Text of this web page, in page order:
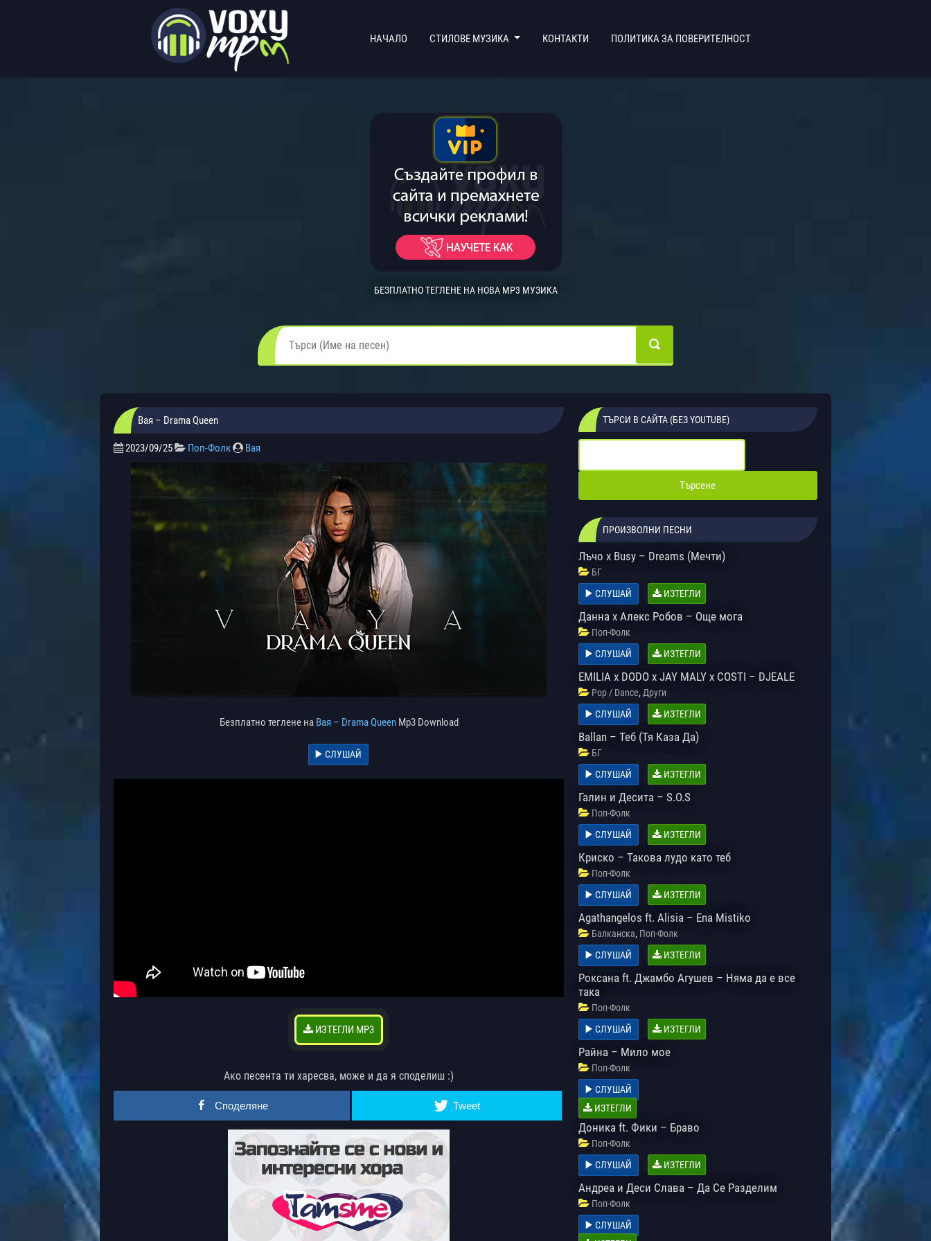
НАЧАЛО (CURRENT)
СТИЛОВЕ МУЗИКА КОНТАКТИ ПОЛИТИКА ЗА ПОВЕРИТЕЛНОСТ
БЕЗПЛАТНО ТЕГЛЕНЕ НА НОВА MP3 МУЗИКА
Вая – Drama Queen
2023/09/25 Поп-Фолк Вая
Безплатно теглене на Вая – Drama QueenMp3 Download
СЛУШАЙ
ИЗТЕГЛИ MP3
Ако песента ти харесва, може и да я споделиш :)
Споделяне Tweet
ТЪРСИ В САЙТА (БЕЗ YOUTUBE)
ПРОИЗВОЛНИ ПЕСНИ
Лъчо x Busy – Dreams (Мечти)
БГ
СЛУШАЙ
ИЗТЕГЛИ
Данна х Алекс Робов – Още мога
Поп-Фолк
СЛУШАЙ
ИЗТЕГЛИ
EMILIA x DODO x JAY MALY x COSTI – DJEALE
Pop / Dance, Други
СЛУШАЙ
ИЗТЕГЛИ
Ballan – Теб (Тя Каза Да)
БГ
СЛУШАЙ
ИЗТЕГЛИ
Галин и Десита – S.O.S
Поп-Фолк
СЛУШАЙ
ИЗТЕГЛИ
Криско – Такова лудо като теб
Поп-Фолк
СЛУШАЙ
ИЗТЕГЛИ
Agathangelos ft. Alisia – Ena Mistiko
Балканска, Поп-Фолк
СЛУШАЙ
ИЗТЕГЛИ
Роксана ft. Джамбо Агушев – Няма да е все
така
Поп-Фолк
СЛУШАЙ
ИЗТЕГЛИ
Райна – Мило мое
Поп-Фолк
СЛУШАЙ
ИЗТЕГЛИ
Доника ft. Фики – Браво
Поп-Фолк
СЛУШАЙ
ИЗТЕГЛИ
Андреа и Деси Слава – Да Се Разделим
Поп-Фолк
СЛУШАЙ